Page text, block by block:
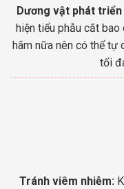
Dương vật phát
hiện tiểu phẫu cắt
hãm nữa nên có thể
tối
Tránh viêm nhiễm: